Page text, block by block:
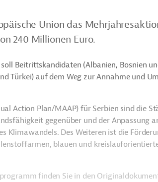
Union das
240 Millionen Euro.
Beitrittskandidaten (Albanien, Bosnien
Türkei) auf dem Weg zur Annahme und
Action Plan/MAAP) für Serbien sind die
gegenüber und der Anpassung
Klimawandels. Des Weiteren ist die
blauen und
finden Sie in den